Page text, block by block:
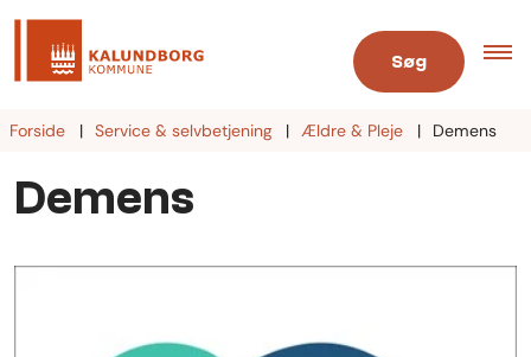
Søg
Forside Service & selvbetjening Ældre & Pleje Demens
Demens